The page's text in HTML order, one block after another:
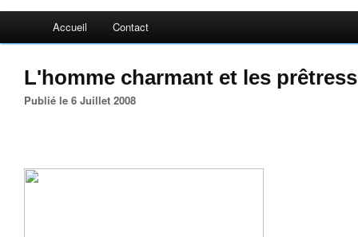
Accueil Contact
L'homme charmant et les
Publié le 6 Juillet 2008